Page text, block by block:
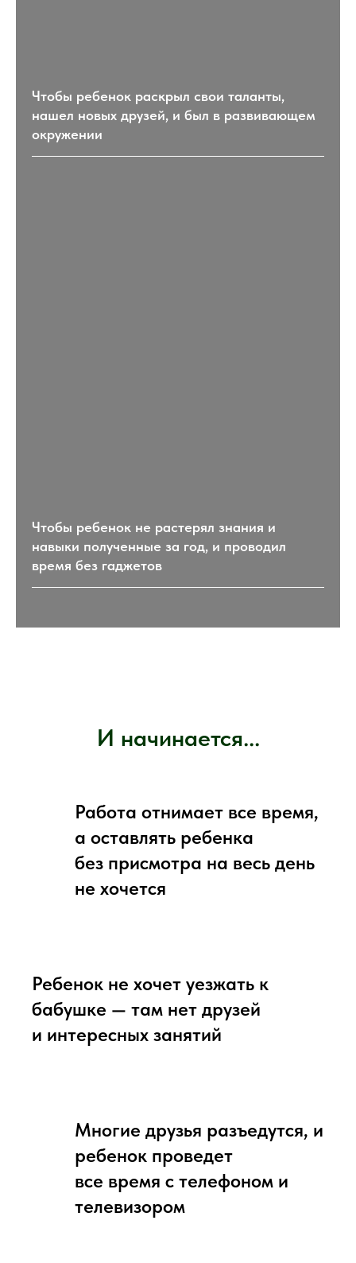
Чтобы ребенок раскрыл свои таланты,
нашел новых друзей, и был в развивающем
окружении
Чтобы ребенок не растерял знания и
навыки полученные за год, и проводил
время без гаджетов
И начинается...
Работа отнимает все время,
а оставлять ребенка
без присмотра на весь день
не хочется
Ребенок не хочет уезжать к
бабушке — там нет друзей
и интересных занятий
Многие друзья разъедутся, и
ребенок проведет
все время с телефоном и
телевизором